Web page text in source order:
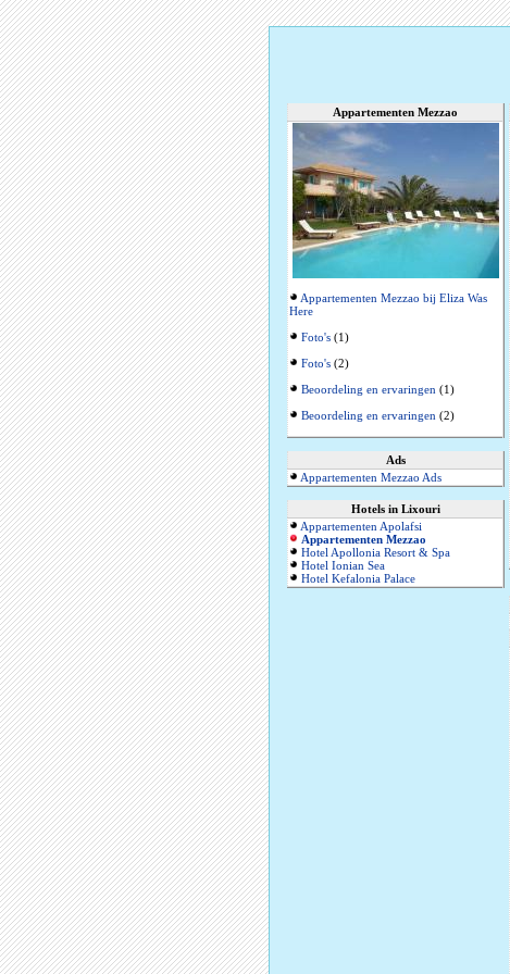
Appartementen Mezzao
Appartementen Mezzao bij Eliza Was
Here
Foto's (1)
Foto's (2)
Beoordeling en ervaringen (1)
Beoordeling en ervaringen (2)
Ads
Appartementen Mezzao Ads
Hotels in Lixouri
Appartementen Apolafsi
Appartementen Mezzao
Hotel Apollonia Resort & Spa
Hotel Ionian Sea
Hotel Kefalonia Palace